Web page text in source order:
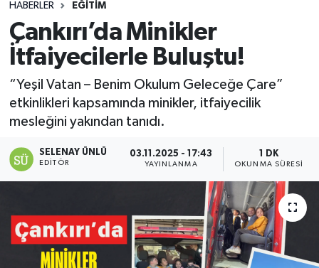
HABERLER EĞİTİM
Çankırı’da Minikler
İtfaiyecilerle Buluştu!
“Yeşil Vatan – Benim Okulum Geleceğe Çare”
etkinlikleri kapsamında minikler, itfaiyecilik
mesleğini yakından tanıdı.
SELENAY ÜNLÜ
EDITÖR
03.11.2025 - 17:43
YAYINLANMA
1 DK
OKUNMA SÜRESI